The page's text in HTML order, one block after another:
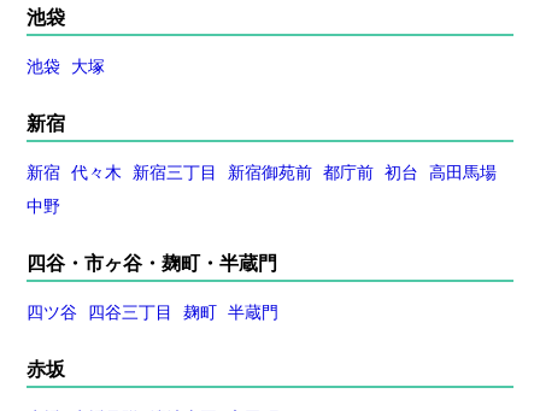
池袋
池袋 大塚
新宿
新宿 代々木 新宿三丁目 新宿御苑前 都庁前 初台 高田馬場
中野
四谷・市ヶ谷・麹町・半蔵門
四ツ谷 四谷三丁目 麹町 半蔵門
赤坂